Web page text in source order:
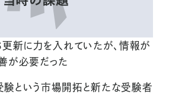
新に力を入れていたが、情報が
が必要だった
という市場開拓と新たな受験者